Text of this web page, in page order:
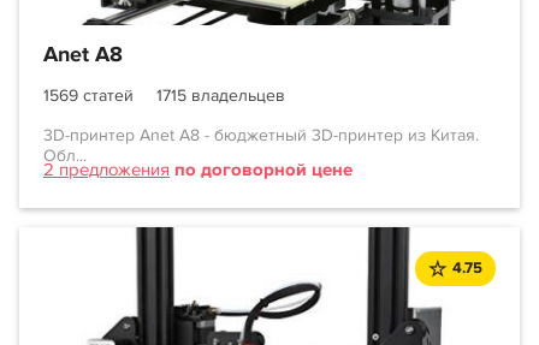
Anet A8
1569 статей
1715 владельцев
3D-принтер Anet A8 - бюджетный 3D-принтер из Китая.
Обл...
2 предложения по договорной цене
4.75